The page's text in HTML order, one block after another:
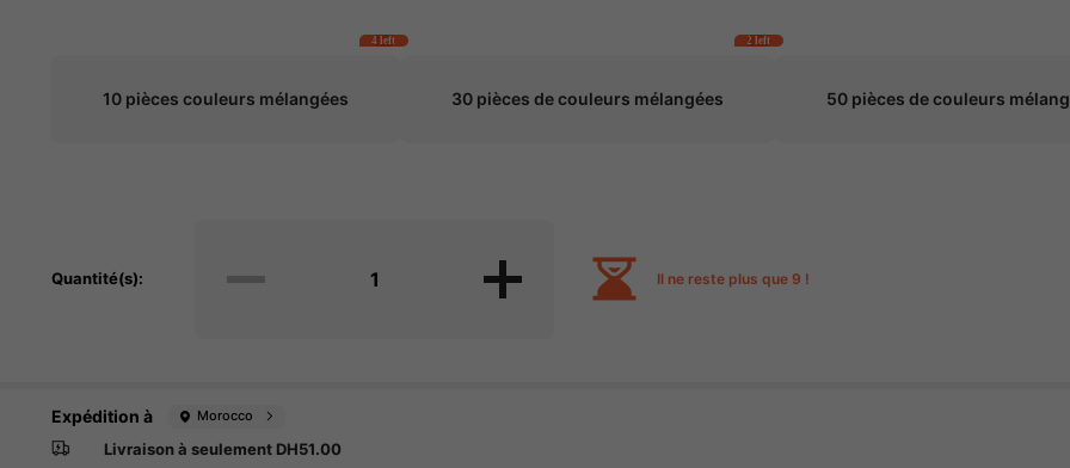
10 pièces couleurs mélangées
4 left
30 pièces de couleurs mélangées
2 left
50 pièces de couleurs
Quantité(s): Il ne reste plus que 9 !
Expédition à Morocco
Livraison à seulement DH51.00